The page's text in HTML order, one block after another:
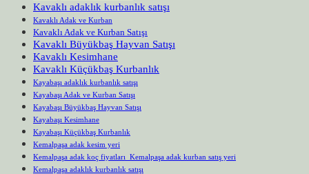
Kavaklı adaklık kurbanlık satışı
Kavaklı Adak ve Kurban
Kavaklı Adak ve Kurban Satışı
Kavaklı Büyükbaş Hayvan Satışı
Kavaklı Kesimhane
Kavaklı Küçükbaş Kurbanlık
Kayabaşı adaklık kurbanlık satışı
Kayabaşı Adak ve Kurban Satışı
Kayabaşı Büyükbaş Hayvan Satışı
Kayabaşı Kesimhane
Kayabaşı Küçükbaş Kurbanlık
Kemalpaşa adak kesim yeri
Kemalpaşa adak koç fiyatları Kemalpaşa adak kurban satış yeri
Kemalpaşa adaklık kurbanlık satışı